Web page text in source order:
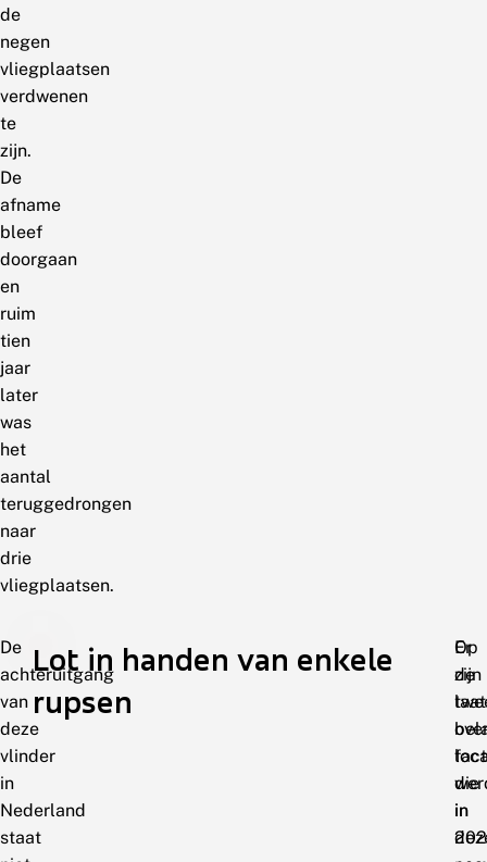
de
negen
vliegplaatsen
verdwenen
te
zijn.
De
afname
bleef
doorgaan
en
ruim
tien
jaar
later
was
het
aantal
teruggedrongen
naar
drie
vliegplaatsen.
De
achteruitgang
van
deze
vlinder
in
Nederland
staat
Lot in handen van enkele
rupsen
Op
de
in
Er
zijn
die
in